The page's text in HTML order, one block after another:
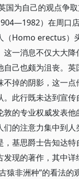
国为自己的观点争
）在周口
（Homo erectus）
这一消息不仅大大降
自己也颇为沮丧。
不掉的阴影，这一
。此行既未达到宣传
敦的专业权威发表他
们的注意力集中到
，基思爵士告知达特
发现的著作，其中详
猿非洲种”的看法的